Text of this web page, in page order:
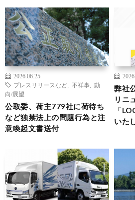
2026.06.25
プレスリリースなど
不祥事
動
向/展望
公取委、荷主779社に荷待ち
など独禁法上の問題行為と注
意喚起文書送付
弊社
リニ
「
いた